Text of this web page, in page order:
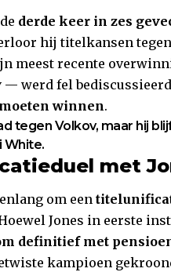
derde keer in zes
hij titelkansen tegen
meest recente
— werd fel
winnen.
tegen Volkov, maar hij
White.
met
om een
Jones in eerste
definitief met
kampioen